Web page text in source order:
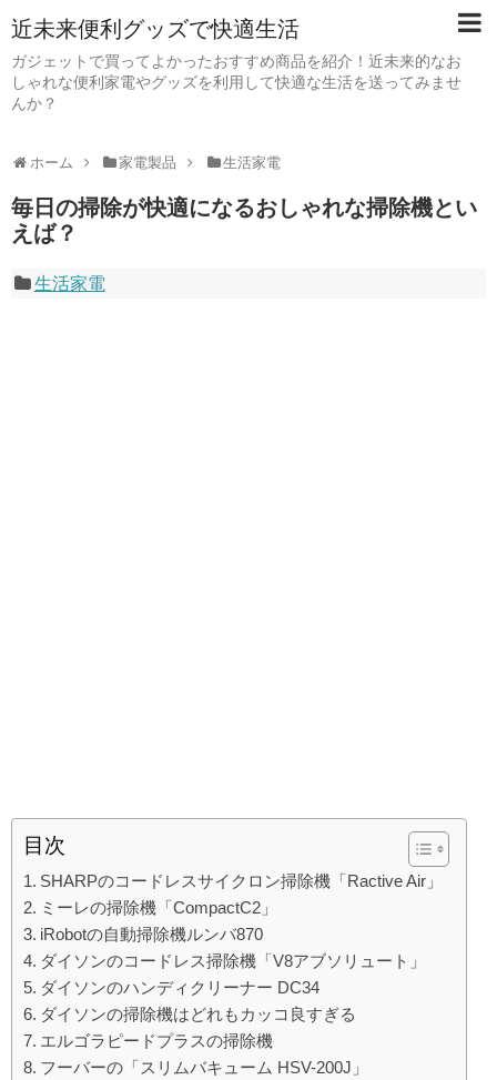
近未来便利グッズで快適生活
ガジェットで買ってよかったおすすめ商品を紹介！近未来的なお
しゃれな便利家電やグッズを利用して快適な生活を送ってみませ
んか？
ホーム 家電製品 生活家電
毎日の掃除が快適になるおしゃれな掃除機とい
えば？
生活家電
目次
SHARPのコードレスサイクロン掃除機「Ractive Air」
ミーレの掃除機「CompactC2」
iRobotの自動掃除機ルンバ870
ダイソンのコードレス掃除機「V8アブソリュート」
ダイソンのハンディクリーナー DC34
ダイソンの掃除機はどれもカッコ良すぎる
エルゴラピードプラスの掃除機
フーバーの「スリムバキューム HSV-200J」